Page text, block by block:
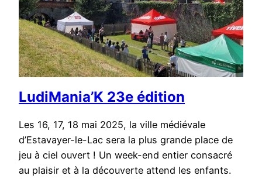
LudiMania’K 23e édition
Les 16, 17, 18 mai 2025, la ville médiévale
d’Estavayer-le-Lac sera la plus grande place de
jeu à ciel ouvert ! Un week-end entier consacré
au plaisir et à la découverte attend les enfants.